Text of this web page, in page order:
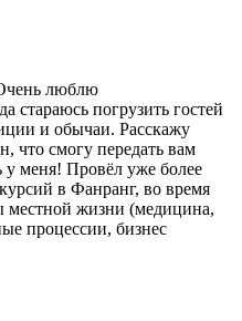
люблю
стараюсь погрузить гостей
и обычаи. Расскажу
что смогу передать вам
у меня! Провёл уже более
в Фанранг, во время
местной жизни (медицина,
процессии, бизнес